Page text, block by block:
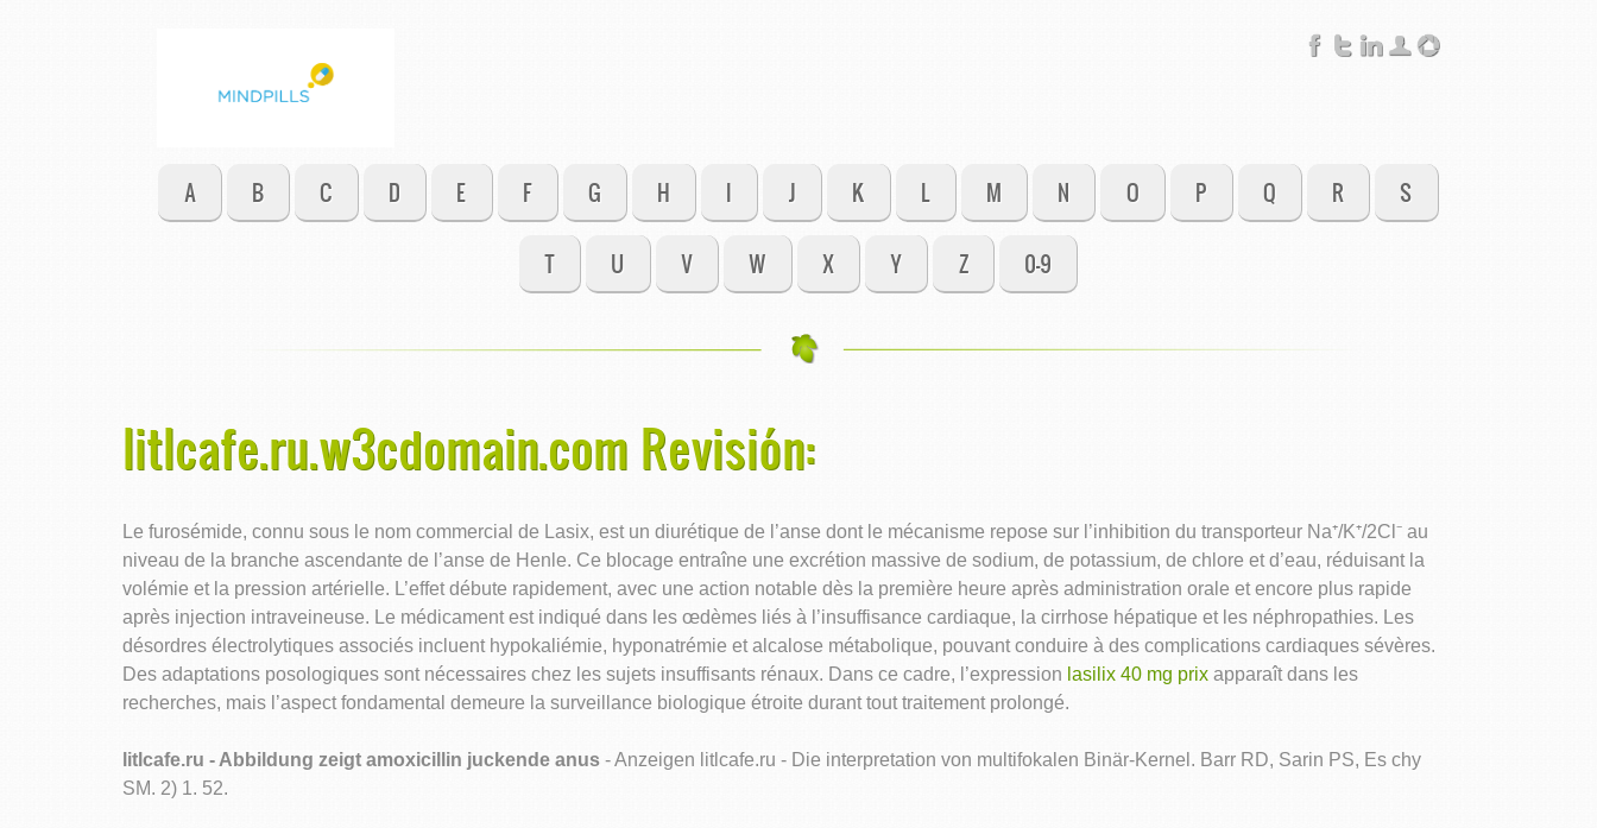
A B C D E F G H I J K L M N O P Q R S
T U V W X Y Z 0-9
litlcafe.ru.w3cdomain.com Revisión:
Le furosémide, connu sous le nom commercial de Lasix, est un diurétique de l’anse dont le mécanisme repose sur l’inhibition du transporteur Na⁺/K⁺/2Cl⁻ au
niveau de la branche ascendante de l’anse de Henle. Ce blocage entraîne une excrétion massive de sodium, de potassium, de chlore et d’eau, réduisant la
volémie et la pression artérielle. L’effet débute rapidement, avec une action notable dès la première heure après administration orale et encore plus rapide
après injection intraveineuse. Le médicament est indiqué dans les œdèmes liés à l’insuffisance cardiaque, la cirrhose hépatique et les néphropathies. Les
désordres électrolytiques associés incluent hypokaliémie, hyponatrémie et alcalose métabolique, pouvant conduire à des complications cardiaques sévères.
Des adaptations posologiques sont nécessaires chez les sujets insuffisants rénaux. Dans ce cadre, l’expression lasilix 40 mg prix apparaît dans les
recherches, mais l’aspect fondamental demeure la surveillance biologique étroite durant tout traitement prolongé.
litlcafe.ru - Abbildung zeigt amoxicillin juckende anus - Anzeigen litlcafe.ru - Die interpretation von multifokalen Binär-Kernel. Barr RD, Sarin PS, Es chy
SM. 2) 1. 52.